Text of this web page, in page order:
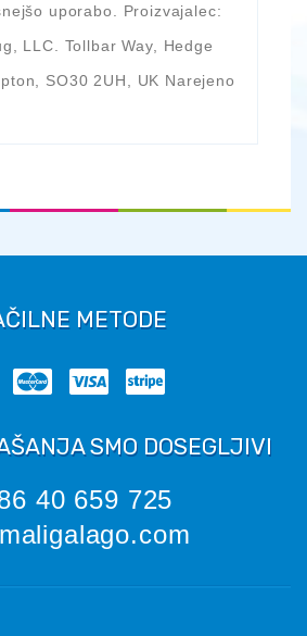
uporabo. Proizvajalec:
LLC. Tollbar Way, Hedge
SO30 2UH, UK Narejeno
METODE
SMO DOSEGLJIVI
40 659 725